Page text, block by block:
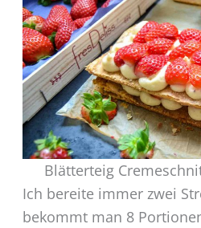
Blätterteig
Ich bereite immer zwei
bekommt man 8